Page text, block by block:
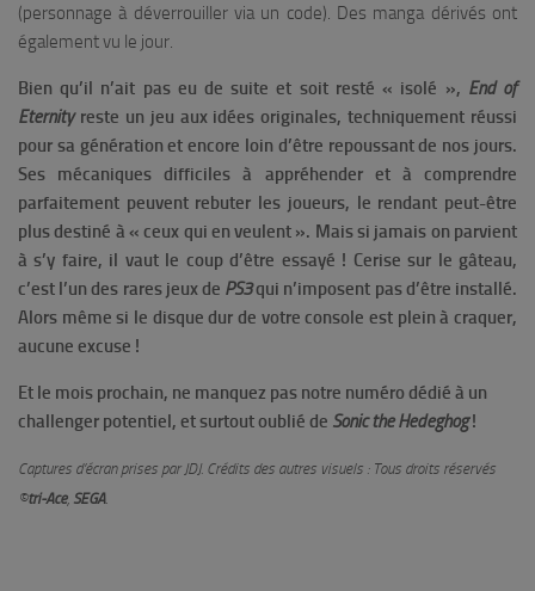
(personnage à déverrouiller via un code). Des manga dérivés ont
également vu le jour.
Bien qu’il n’ait pas eu de suite et soit resté « isolé », End of
Eternityreste un jeu aux idées originales, techniquement réussi
pour sa génération et encore loin d’être repoussant de nos jours.
Ses mécaniques difficiles à appréhender et à comprendre
parfaitement peuvent rebuter les joueurs, le rendant peut-être
plus destiné à « ceux qui en veulent ». Mais si jamais on parvient
à s’y faire, il vaut le coup d’être essayé ! Cerise sur le gâteau,
c’est l’un des rares jeux de PS3qui n’imposent pas d’être installé.
Alors même si le disque dur de votre console est plein à craquer,
aucune excuse !
Et le mois prochain, ne manquez pas notre numéro dédié à un
challenger potentiel, et surtout oublié de Sonic the Hedeghog!
Captures d’écran prises par JDJ. Crédits des autres visuels : Tous droits réservés
©tri-Ace, SEGA